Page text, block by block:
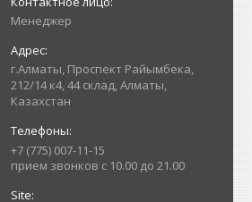
Менеджер
г.Алматы, Проспект Райымбека,
212/14 к4, 44 склад, Алматы,
Казахстан
+7 (775) 007-11-15
прием звонков с 10.00 до 21.00